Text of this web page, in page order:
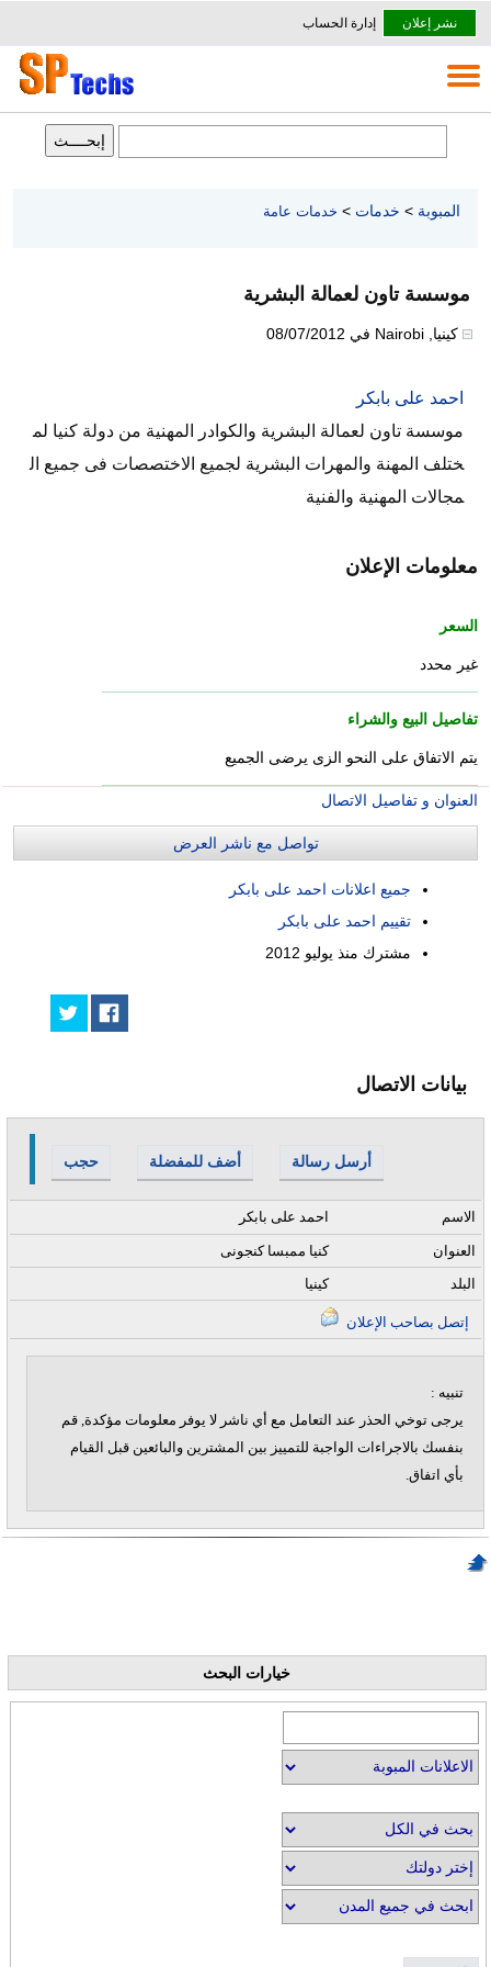
نشر إعلان إدارة الحساب
المبوبة > خدمات > خدمات عامة
موسسة تاون لعمالة البشرية
كينيا ,
Nairobi في 08/07/2012
احمد على بابكر
موسسة تاون لعمالة البشرية والكوادر المهنية من دولة كنيا لم
ختلف المهنة والمهرات البشرية لجميع الاختصصات فى جميع ال
مجالات المهنية والفنية
معلومات الإعلان
السعر
غير محدد
تفاصيل البيع والشراء
يتم الاتفاق على النحو الزى يرضى الجميع
العنوان و تفاصيل الاتصال
تواصل مع ناشر العرض
جميع اعلانات احمد على بابكر
تقييم احمد على بابكر
مشترك منذ يوليو 2012
بيانات الاتصال
حجب أضف للمفضلة أرسل رسالة
احمد على بابكر الاسم
كنيا ممبسا كنجونى
العنوان
كينيا
البلد
تنبيه :
يرجى توخي الحذر عند التعامل مع أي ناشر لا يوفر معلومات مؤكدة, قم
بنفسك بالاجراءات الواجبة للتمييز بين المشترين والبائعين قبل القيام
بأي اتفاق.
خيارات البحث